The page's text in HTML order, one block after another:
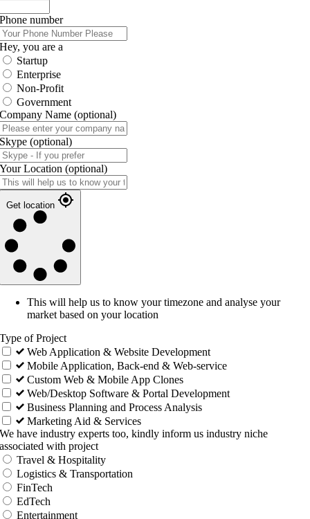
Phone number
Hey, you are a
Startup
Enterprise
Non-Profit
Government
Company Name (optional)
Skype (optional)
Your Location (optional)
Get location
This will help us to know your timezone and analyse your
market based on your location
Type of Project
Web Application & Website Development
Mobile Application, Back-end & Web-service
Custom Web & Mobile App Clones
Web/Desktop Software & Portal Development
Business Planning and Process Analysis
Marketing Aid & Services
We have industry experts too, kindly inform us industry niche
associated with project
Travel & Hospitality
Logistics & Transportation
FinTech
EdTech
Entertainment